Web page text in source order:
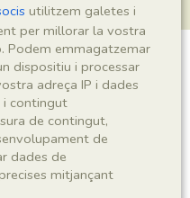
utilitzem galetes i
per millorar la vostra
Podem emmagatzemar
dispositiu i processar
adreça IP i dades
i contingut
de contingut,
de
dades de
mitjançant